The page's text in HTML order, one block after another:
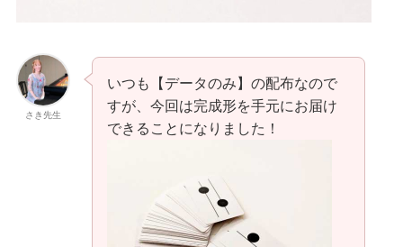
さき先生
いつも【データのみ】の配布なので
すが、今回は完成形を手元にお届け
できることになりました！